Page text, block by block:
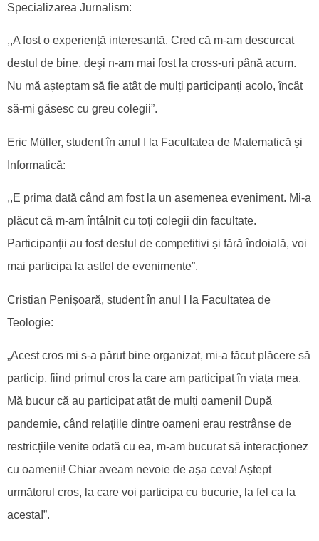
Specializarea Jurnalism:
,,A fost o experiență interesantă. Cred că m-am descurcat
destul de bine, deşi n-am mai fost la cross-uri până acum.
Nu mă așteptam să fie atât de mulți participanți acolo, încât
să-mi găsesc cu greu colegii”.
Eric Müller, student în anul I la Facultatea de Matematică și
Informatică:
,,E prima dată când am fost la un asemenea eveniment. Mi-a
plăcut că m-am întâlnit cu toți colegii din facultate.
Participanții au fost destul de competitivi și fără îndoială, voi
mai participa la astfel de evenimente”.
Cristian Penișoară, student în anul I la Facultatea de
Teologie:
„Acest cros mi s-a părut bine organizat, mi-a făcut plăcere să
particip, fiind primul cros la care am participat în viața mea.
Mă bucur că au participat atât de mulți oameni! După
pandemie, când relațiile dintre oameni erau restrânse de
restricțiile venite odată cu ea, m-am bucurat să interacționez
cu oamenii! Chiar aveam nevoie de așa ceva! Aștept
următorul cros, la care voi participa cu bucurie, la fel ca la
acesta!”.